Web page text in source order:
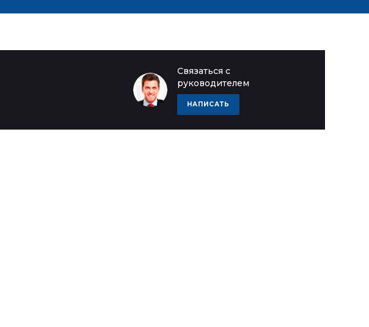
Связаться с
руководителем
НАПИСАТЬ